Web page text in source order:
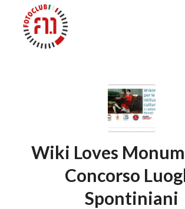
Wiki Loves
Concorso
Spontiniani